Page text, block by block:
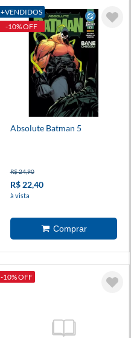
+VENDIDOS
-10% OFF
Absolute Batman 5
R$ 24,90
R$ 22,40
à vista
-10% OFF